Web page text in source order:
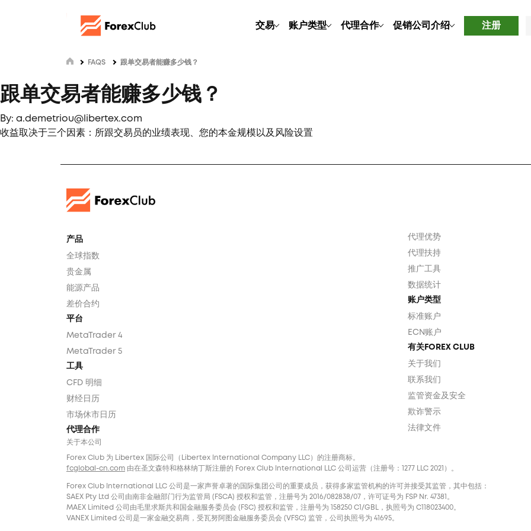
交易 账户类型 代理合作 促销公司介绍 注册
FAQS 跟单交易者能赚多少钱？
跟单交易者能赚多少钱？
By: a.demetriou@libertex.com
收益取决于三个因素：所跟交易员的业绩表现、您的本金规模以及风险设置
产品
全球指数
贵金属
能源产品
差价合约
平台
MetaTrader 4
MetaTrader 5
工具
CFD 明细
财经日历
市场休市日历
代理合作
代理优势
代理扶持
推广工具
数据统计
账户类型
标准账户
ECN账户
有关FOREX CLUB
关于我们
联系我们
监管资金及安全
欺诈警示
法律文件
关于本公司
Forex Club 为 Libertex 国际公司（Libertex International Company LLC）的注册商标。
fcglobal-cn.com 由在圣文森特和格林纳丁斯注册的 Forex Club International LLC 公司运营（注册号：1277 LLC 2021）。
Forex Club International LLC 公司是一家声誉卓著的国际集团公司的重要成员，获得多家监管机构的许可并接受其监管，其中包括：
SAEX Pty Ltd 公司由南非金融部门行为监管局 (FSCA) 授权和监管，注册号为 2016/082838/07，许可证号为 FSP Nr. 47381。
MAEX Limited 公司由毛里求斯共和国金融服务委员会 (FSC) 授权和监管，注册号为 158250 C1/GBL，执照号为 С118023400。
VANEX Limited 公司是一家金融交易商，受瓦努阿图金融服务委员会 (VFSC) 监管，公司执照号为 41695。